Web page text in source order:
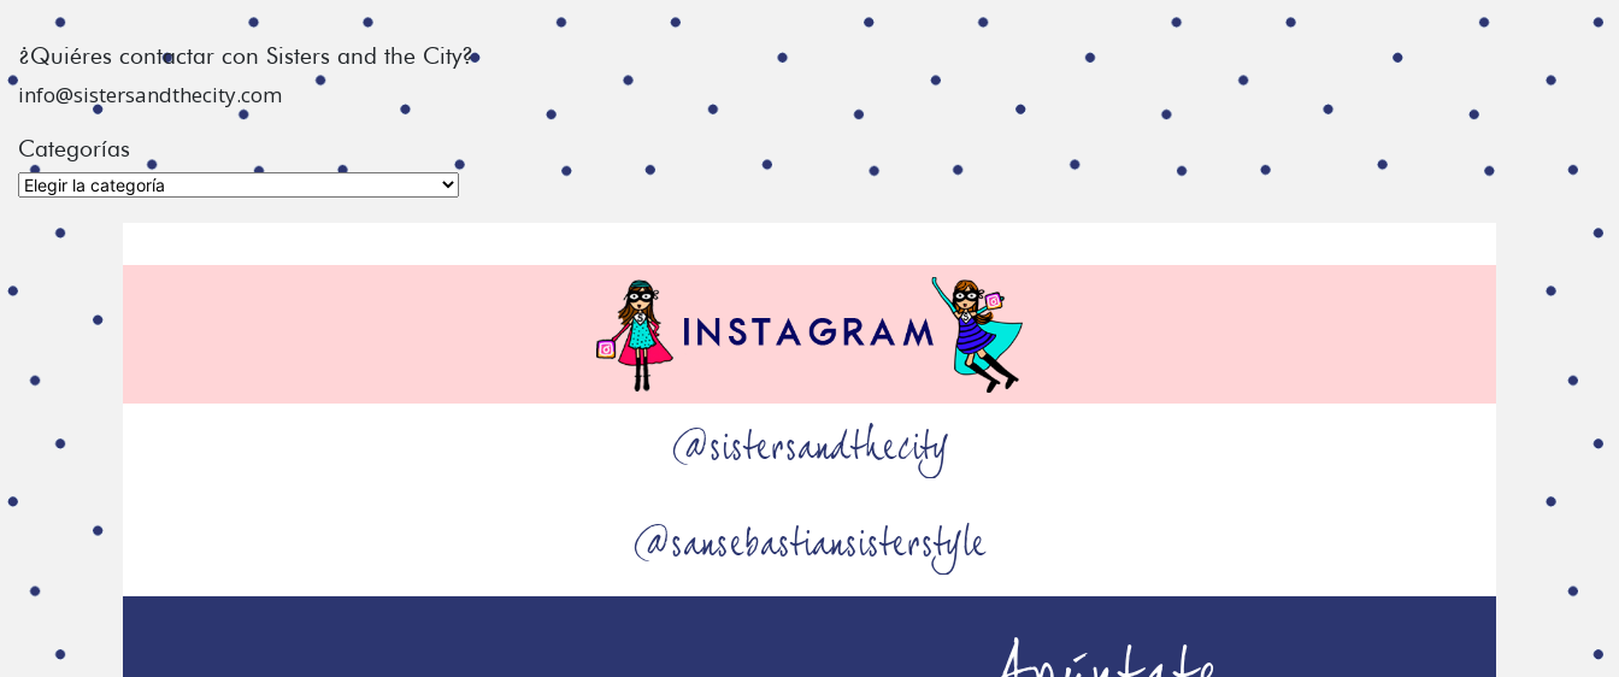
¿Quiéres contactar con Sisters and the City?
info@sistersandthecity.com
Categorías
Categorías
@sistersandthecity
@sansebastiansisterstyle